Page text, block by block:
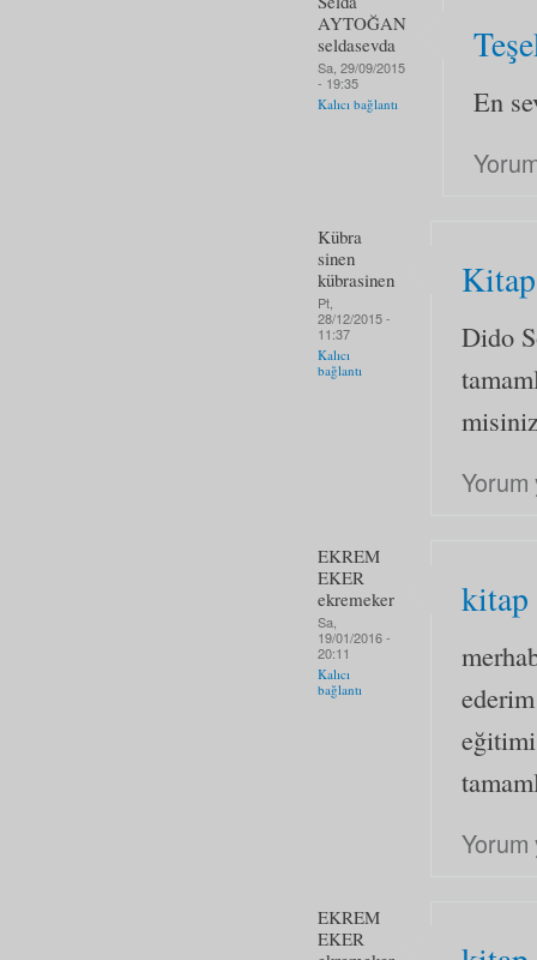
AYTOĞAN
seldasevda
Sa, 29/09/2015
- 19:35
Kalıcı bağlantı En
Kübra
sinen
kübrasinen
Pt,
28/12/2015 -
11:37
Kalıcı
bağlantı
Kitap
Dido
EKREM
EKER
ekremeker
Sa,
19/01/2016 -
20:11
Kalıcı
bağlantı
kitap
EKREM
EKER